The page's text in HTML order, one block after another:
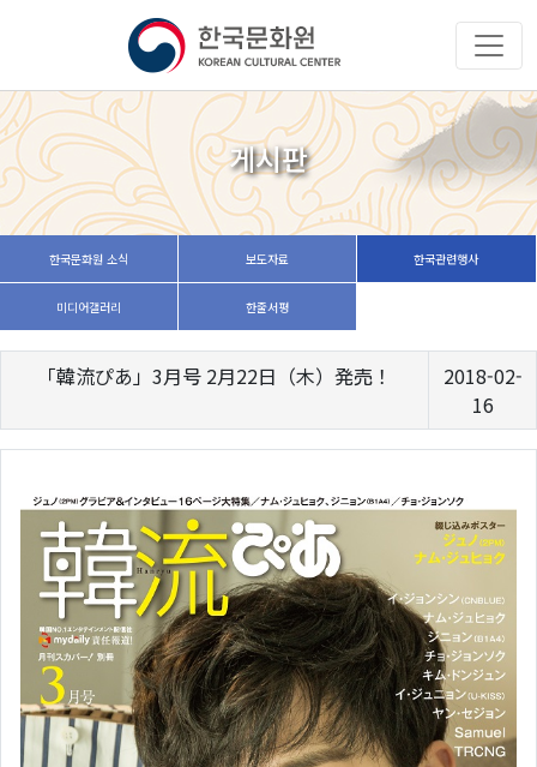
게시판
한국문화원 소식 보도자료 한국관련행사
미디어갤러리 한줄서평
「韓流ぴあ」3月号 2月22日（木）発売！
2018-02-
16